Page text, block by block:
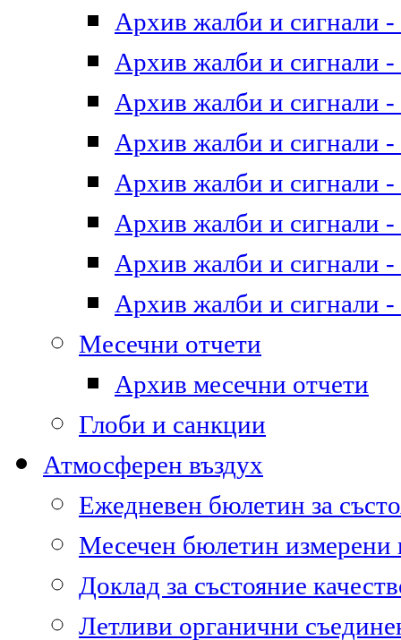
Архив жалби и сигнали -
Архив жалби и сигнали -
Архив жалби и сигнали -
Архив жалби и сигнали -
Архив жалби и сигнали -
Архив жалби и сигнали -
Архив жалби и сигнали -
Архив жалби и сигнали -
Месечни отчети
Архив месечни отчети
Глоби и санкции
Атмосферен въздух
Ежедневен бюлетин за
Месечен бюлетин
Доклад за състояние
Летливи органични